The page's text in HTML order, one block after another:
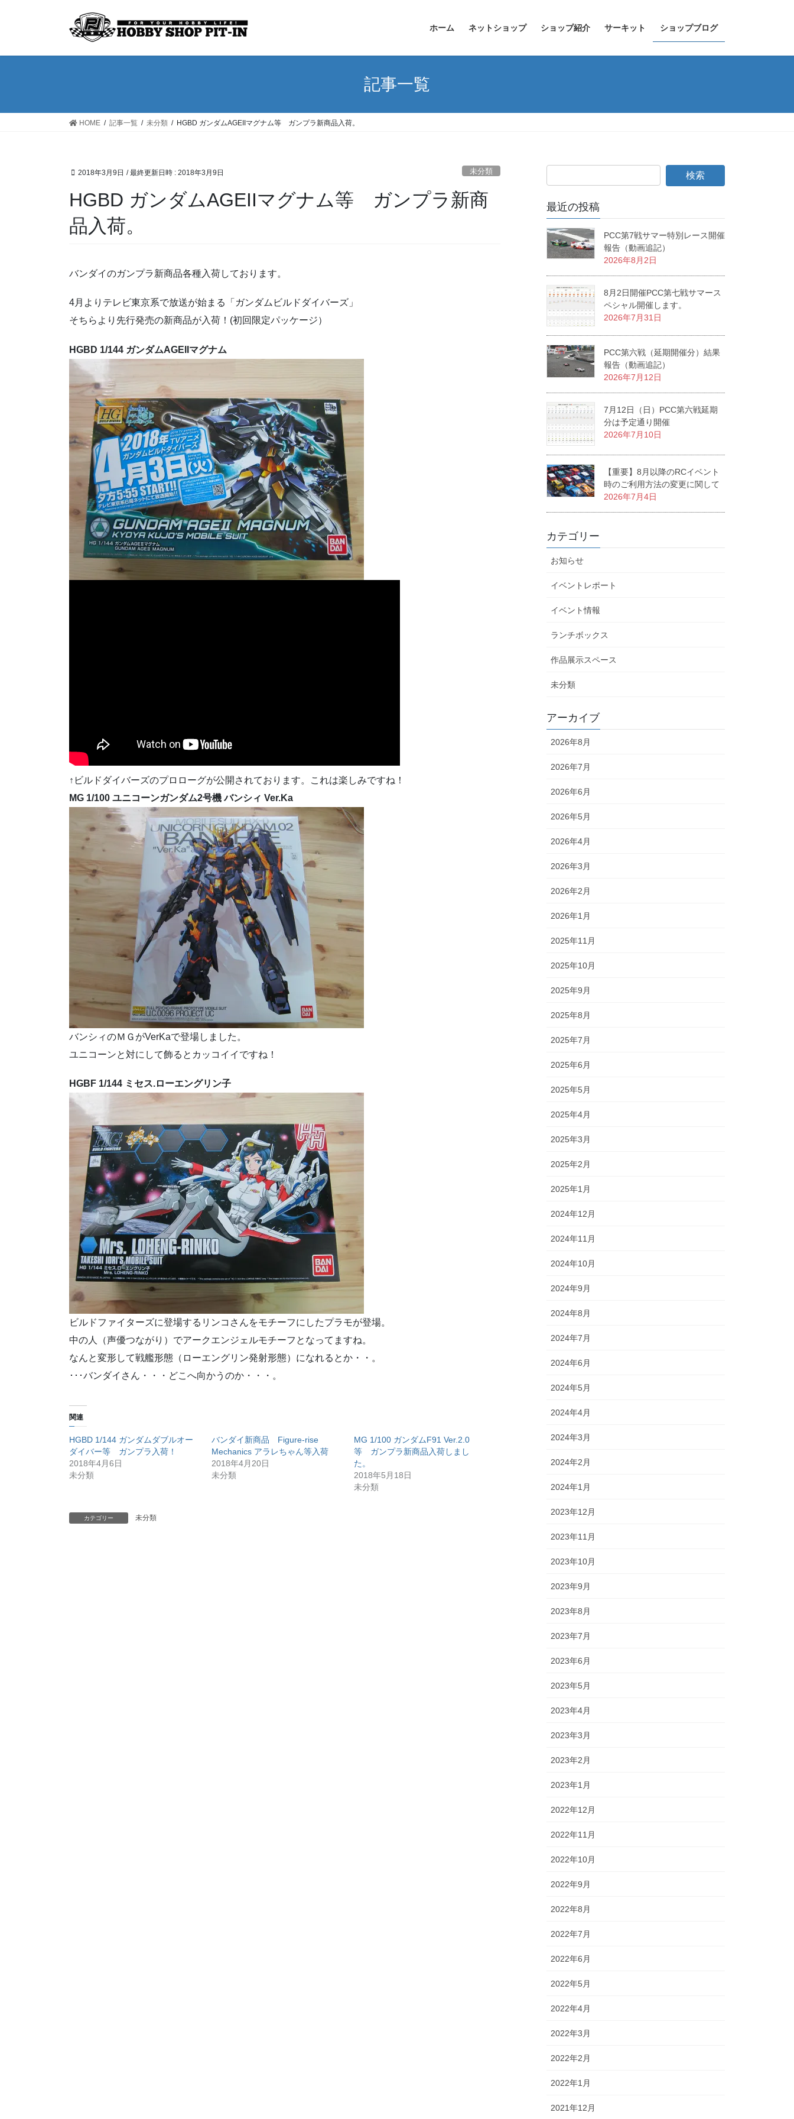
ホーム ネットショップ ショップ紹介 サーキット ショップブログ
記事一覧
HOME 記事一覧 未分類 HGBD ガンダムAGEIIマグナム等 ガンプラ新商品入荷。
2018年3月9日 / 最終更新日時 : 2018年3月9日 未分類
HGBD ガンダムAGEIIマグナム等 ガンプラ新商
品入荷。
バンダイのガンプラ新商品各種入荷しております。
4月よりテレビ東京系で放送が始まる「ガンダムビルドダイバーズ」
そちらより先行発売の新商品が入荷！(初回限定パッケージ）
HGBD 1/144 ガンダムAGEIIマグナム
↑ビルドダイバーズのプロローグが公開されております。これは楽しみですね！
MG 1/100 ユニコーンガンダム2号機 バンシィ Ver.Ka
バンシィのＭＧがVerKaで登場しました。
ユニコーンと対にして飾るとカッコイイですね！
HGBF 1/144 ミセス.ローエングリン子
ビルドファイターズに登場するリンコさんをモチーフにしたプラモが登場。
中の人（声優つながり）でアークエンジェルモチーフとなってますね。
なんと変形して戦艦形態（ローエングリン発射形態）になれるとか・・。
･･･バンダイさん・・・どこへ向かうのか・・・。
関連
HGBD 1/144 ガンダムダブルオー
ダイバー等 ガンプラ入荷！
2018年4月6日
未分類
バンダイ新商品 Figure-rise
Mechanics アラレちゃん等入荷
2018年4月20日
未分類
MG 1/100 ガンダムF91 Ver.2.0
等 ガンプラ新商品入荷しまし
た。
2018年5月18日
未分類
カテゴリー 未分類
最近の投稿
PCC第7戦サマー特別レース開催
報告（動画追記）
2026年8月2日
8月2日開催PCC第七戦サマース
ペシャル開催します。
2026年7月31日
PCC第六戦（延期開催分）結果
報告（動画追記）
2026年7月12日
7月12日（日）PCC第六戦延期
分は予定通り開催
2026年7月10日
【重要】8月以降のRCイベント
時のご利用方法の変更に関して
2026年7月4日
カテゴリー
お知らせ
イベントレポート
イベント情報
ランチボックス
作品展示スペース
未分類
アーカイブ
2026年8月
2026年7月
2026年6月
2026年5月
2026年4月
2026年3月
2026年2月
2026年1月
2025年11月
2025年10月
2025年9月
2025年8月
2025年7月
2025年6月
2025年5月
2025年4月
2025年3月
2025年2月
2025年1月
2024年12月
2024年11月
2024年10月
2024年9月
2024年8月
2024年7月
2024年6月
2024年5月
2024年4月
2024年3月
2024年2月
2024年1月
2023年12月
2023年11月
2023年10月
2023年9月
2023年8月
2023年7月
2023年6月
2023年5月
2023年4月
2023年3月
2023年2月
2023年1月
2022年12月
2022年11月
2022年10月
2022年9月
2022年8月
2022年7月
2022年6月
2022年5月
2022年4月
2022年3月
2022年2月
2022年1月
2021年12月